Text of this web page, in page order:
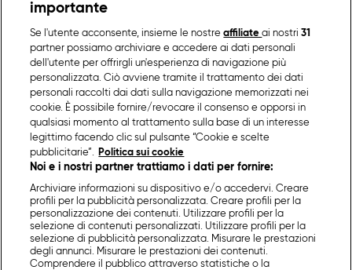
importante
Se l'utente acconsente, insieme le nostreaffiliateai nostri31
partner possiamo archiviare e accedere ai dati personali
dell'utente per offrirgli un'esperienza di navigazione più
personalizzata. Ciò avviene tramite il trattamento dei dati
personali raccolti dai dati sulla navigazione memorizzati nei
cookie. È possibile fornire/revocare il consenso e opporsi in
qualsiasi momento al trattamento sulla base di un interesse
legittimo facendo clic sul pulsante “Cookie e scelte
pubblicitarie”.
Politica sui cookie
Noi e i nostri partner trattiamo i dati per fornire:
Archiviare informazioni su dispositivo e/o accedervi. Creare
profili per la pubblicità personalizzata. Creare profili per la
personalizzazione dei contenuti. Utilizzare profili per la
selezione di contenuti personalizzati. Utilizzare profili per la
selezione di pubblicità personalizzata. Misurare le prestazioni
degli annunci. Misurare le prestazioni dei contenuti.
Comprendere il pubblico attraverso statistiche o la